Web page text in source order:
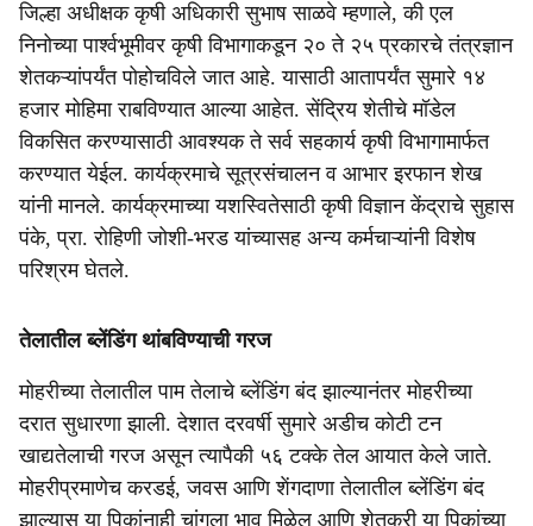
जिल्हा अधीक्षक कृषी अधिकारी सुभाष साळवे म्हणाले, की एल
निनोच्या पार्श्वभूमीवर कृषी विभागाकडून २० ते २५ प्रकारचे तंत्रज्ञान
शेतकऱ्यांपर्यंत पोहोचविले जात आहे. यासाठी आतापर्यंत सुमारे १४
हजार मोहिमा राबविण्यात आल्या आहेत. सेंद्रिय शेतीचे मॉडेल
विकसित करण्यासाठी आवश्यक ते सर्व सहकार्य कृषी विभागामार्फत
करण्यात येईल. कार्यक्रमाचे सूत्रसंचालन व आभार इरफान शेख
यांनी मानले. कार्यक्रमाच्या यशस्वितेसाठी कृषी विज्ञान केंद्राचे सुहास
पंके, प्रा. रोहिणी जोशी-भरड यांच्यासह अन्य कर्मचाऱ्यांनी विशेष
परिश्रम घेतले.
तेलातील ब्लेंडिंग थांबविण्याची गरज
मोहरीच्या तेलातील पाम तेलाचे ब्लेंडिंग बंद झाल्यानंतर मोहरीच्या
दरात सुधारणा झाली. देशात दरवर्षी सुमारे अडीच कोटी टन
खाद्यतेलाची गरज असून त्यापैकी ५६ टक्के तेल आयात केले जाते.
मोहरीप्रमाणेच करडई, जवस आणि शेंगदाणा तेलातील ब्लेंडिंग बंद
झाल्यास या पिकांनाही चांगला भाव मिळेल आणि शेतकरी या पिकांच्या